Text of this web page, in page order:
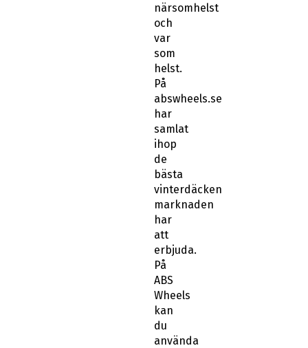
närsomhelst
och
var
som
helst.
På
abswheels.se
har
samlat
ihop
de
bästa
vinterdäcken
marknaden
har
att
erbjuda.
På
ABS
Wheels
kan
du
använda